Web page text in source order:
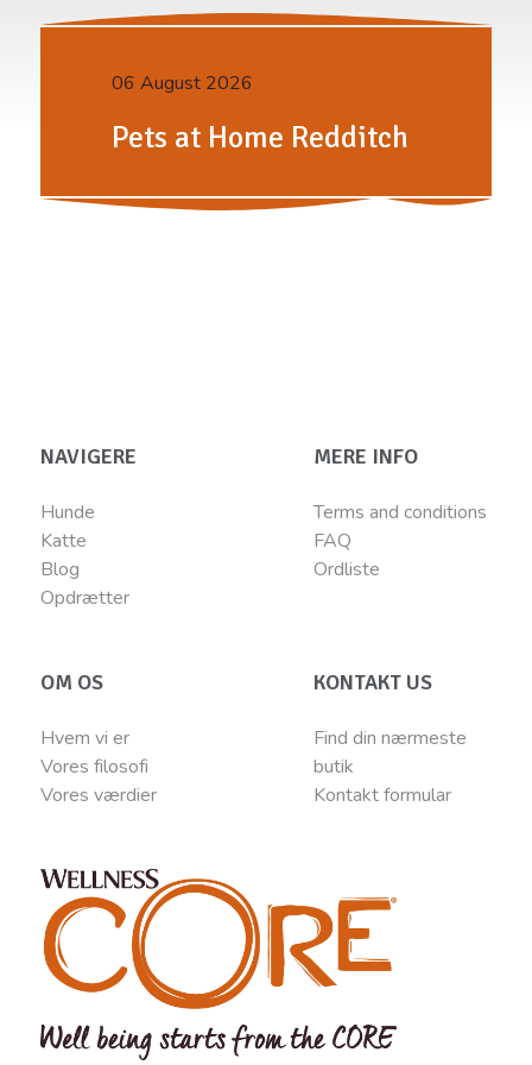
06 August 2026
Pets at Home Redditch
NAVIGERE
Hunde
Katte
Blog
Opdrætter
MERE INFO
Terms and conditions
FAQ
Ordliste
OM OS
Hvem vi er
Vores filosofi
Vores værdier
KONTAKT US
Find din nærmeste
butik
Kontaktformular